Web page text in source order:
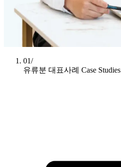
01/
유류분 대표사례 Case Studies